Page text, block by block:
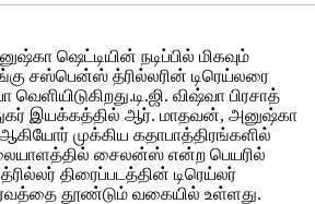
ஷெட்டியின் நடிப்பில் மிகவும்
சஸ்பென்ஸ் த்ரில்லரின் டிரெய்லரை
விஷ்வா பிரசாத்
இயக்கத்தில் ஆர். மாதவன், அனுஷ்கா
முக்கிய கதாபாத்திரங்களில்
சைலன்ஸ் என்ற பெயரில்
திரைப்படத்தின் டிரெய்லர்
தூண்டும் வகையில் உள்ளது.